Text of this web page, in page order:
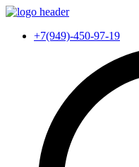
+7(949)-450-97-19